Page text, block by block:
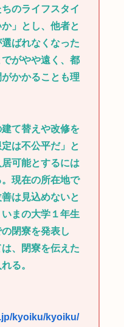
のライフスタイ
」とし、他者と
ばれなくなった
がやや遠く、都
かかることも理
て替えや改修を
は不公平だ」と
可能とするには
現在の所在地で
は見込めないと
まの大学１年生
閉寮を発表し
、閉寮を伝えた
る。
kyoiku/kyoiku/